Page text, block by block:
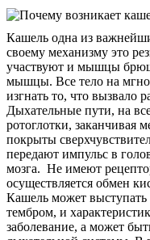
Кашель одна из
своему механизму это
участвуют и мышцы
мышцы. Все тело на
изгнать то, что вызвало
Дыхательные пути, на
ротоглотки, заканчивая
покрыты
передают импульс в
мозга. Не имеют
осуществляется обмен
Кашель может
тембром, и
заболевание, а может